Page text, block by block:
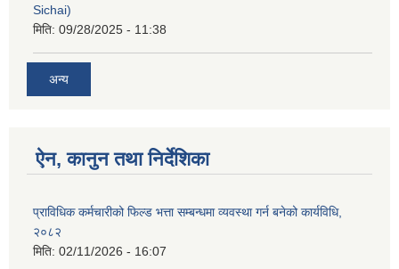
Sichai)
मिति: 09/28/2025 - 11:38
अन्य
ऐन, कानुन तथा निर्देशिका
प्राविधिक कर्मचारीको फिल्ड भत्ता सम्बन्धमा व्यवस्था गर्न बनेको कार्यविधि,
२०८२
मिति: 02/11/2026 - 16:07